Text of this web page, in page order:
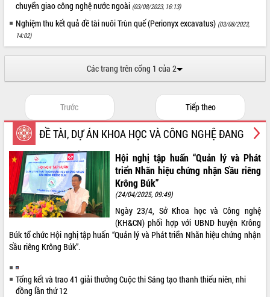
Định vị cà phê Việt Nam như một “di
Xây dựng nông thôn mới: Nâng cao đời
sống người dân từ những mô hình thiết
thực
Quyết liệt tháo gỡ vướng mắc, đẩy
nhanh tiến độ các dự án trọng điểm
trong Khu kinh tế Nam Phú Yên
Hòn Yến phát triển du lịch gắn với bảo
tồn biển
Lấy ý kiến điều chỉnh Quy hoạch tỉnh
Đắk Lắk thời kỳ 2021-2030, tầm nhìn
đến năm 2050
Phát động chiến dịch 30 ngày đêm
giải phóng mặt bằng Tuyến đường bộ
ven biển
Đắk Lắk nỗ lực thúc đẩy tăng trưởng
II/2026
Đắk Lắk ký kết thỏa thuận hợp tác về
chuyển đổi số giai đoạn 2026 – 2030
với Tập đoàn Bưu chính Viễn thông
Việt Nam
chuyển giao công nghệ nước ngoài (03/08/2023, 16:13)
Nghiệm thu kết quả đề tài nuôi Trùn quế (Perionyx excavatus) (03/08/2023,
14:02)
Các trang trên cổng 1 của 2
Trước Tiếp theo
ĐỀ TÀI, DỰ ÁN KHOA HỌC VÀ CÔNG NGHỆ ĐANG
THỰC HIỆN
Hội nghị tập huấn “Quản lý và Phát
triển Nhãn hiệu chứng nhận Sầu riêng
Krông Búk”
(24/04/2025, 09:49)
Ngày 23/4, Sở Khoa học và Công nghệ
(KH&CN) phối hợp với UBND huyện Krông
Búk tổ chức Hội nghị tập huấn “Quản lý và Phát triển Nhãn hiệu chứng nhận
Sầu riêng Krông Búk”.
Tổng kết và trao 41 giải thưởng Cuộc thi Sáng tạo thanh thiếu niên, nhi
đồng lần thứ 12